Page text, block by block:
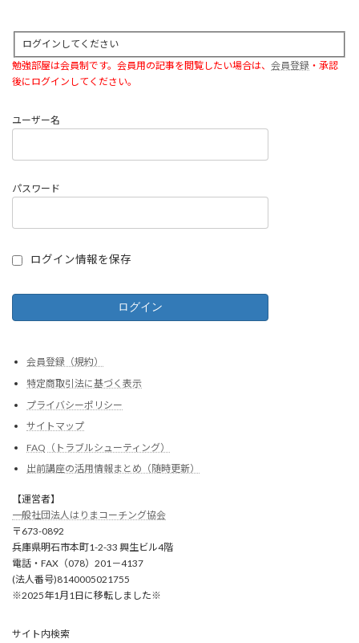
ログインしてください
勉強部屋は会員制です。会員用の記事を閲覧したい場合は、 会員登録 ・承認
後にログインしてください。
ユーザー名
パスワード
ログイン情報を保存
会員登録（規約）
特定商取引法に基づく表示
プライバシーポリシー
サイトマップ
FAQ（トラブルシューティング）
出前講座の活用情報まとめ（随時更新）
【運営者】
一般社団法人はりまコーチング協会
〒673-0892
兵庫県明石市本町1-2-33 興生ビル4階
電話・FAX（078）201－4137
(法人番号)8140005021755
※2025年1月1日に移転しました※
サイト内検索